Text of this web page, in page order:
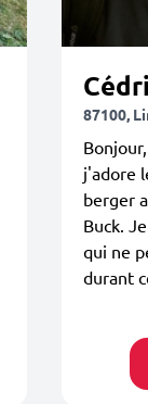
87100,
j'adore
berger
Buck.
qui ne
durant